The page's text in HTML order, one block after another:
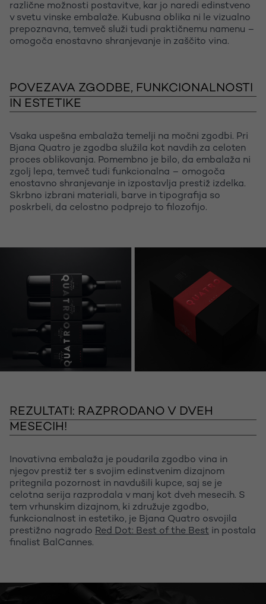
različne možnosti postavitve, kar jo naredi edinstveno
v svetu vinske embalaže. Kubusna oblika ni le vizualno
prepoznavna, temveč služi tudi praktičnemu namenu –
omogoča enostavno shranjevanje in zaščito vina.
POVEZAVA ZGODBE, FUNKCIONALNOSTI
IN ESTETIKE
Vsaka uspešna embalaža temelji na močni zgodbi. Pri
Bjana Quatro je zgodba služila kot navdih za celoten
proces oblikovanja. Pomembno je bilo, da embalaža ni
zgolj lepa, temveč tudi funkcionalna – omogoča
enostavno shranjevanje in izpostavlja prestiž izdelka.
Skrbno izbrani materiali, barve in tipografija so
poskrbeli, da celostno podprejo to filozofijo.
REZULTATI: RAZPRODANO V DVEH
MESECIH!
Inovativna embalaža je poudarila zgodbo vina in
njegov prestiž ter s svojim edinstvenim dizajnom
pritegnila pozornost in navdušili kupce, saj se je
celotna serija razprodala v manj kot dveh mesecih. S
tem vrhunskim dizajnom, ki združuje zgodbo,
funkcionalnost in estetiko, je Bjana Quatro osvojila
prestižno nagrado Red Dot: Best of the Best in postala
finalist BalCannes.